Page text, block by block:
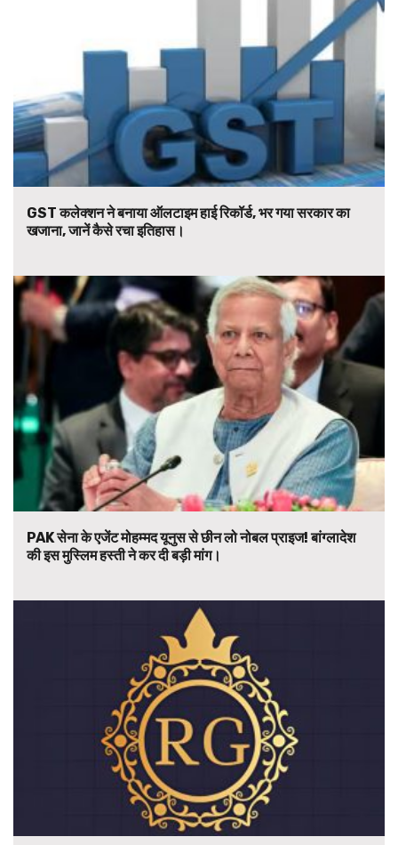
GST कलेक्शन ने बनाया ऑलटाइम हाई रिकॉर्ड, भर गया सरकार का
खजाना, जानें कैसे रचा इतिहास।
PAK सेना के एजेंट मोहम्मद यूनुस से छीन लो नोबल प्राइज! बांग्लादेश
की इस मुस्लिम हस्ती ने कर दी बड़ी मांग।